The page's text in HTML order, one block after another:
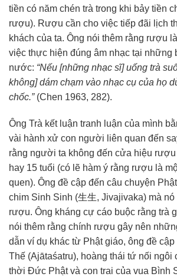
tiền có năm chén trà trong khi bảy tiền
rượu). Rượu cần cho việc tiếp đãi lịch
khách của ta. Ông nói thêm rằng rượu
việc thực hiện đúng âm nhạc tại những
nước: “Nếu [những nhạc sĩ] uống trà
không] dám chạm vào nhạc cụ của họ
chốc.”(Chen 1963, 282).
Ông Trà kết luận tranh luận của mình
vài hành xử con người liên quan đến
rằng người ta không đến cửa hiệu rượu
hay 15 tuổi (có lẽ hàm ý rằng rượu là
quen). Ông đề cập đến câu chuyện
chim Sinh Sinh (生生, Jivajivaka) mà nó
rượu. Ông kháng cự cáo buộc rằng trà
nói thêm rằng chính rượu gây nên
dẫn ví dụ khác từ Phật giáo, ông đề cập
Thế (Ajātaśatru), hoàng thái tứ nối ngôi
thời Đức Phậtvà con trai của vua Bình